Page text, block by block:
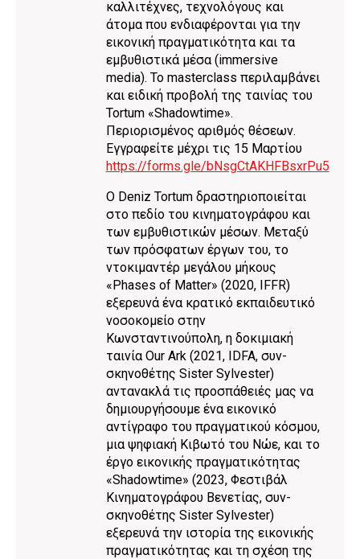
καλλιτέχνες, τεχνολόγους και
άτομα που ενδιαφέρονται για την
εικονική πραγματικότητα και τα
εμβυθιστικά μέσα (immersive
media). Το masterclass περιλαμβάνει
και ειδική προβολή της ταινίας του
Tortum «Shadowtime».
Περιορισμένος αριθμός θέσεων.
Εγγραφείτε μέχρι τις 15 Μαρτίου
https://forms.gle/bNsgCtAKHFBsxrPu5
Ο Deniz Tortum δραστηριοποιείται
στο πεδίο του κινηματογράφου και
των εμβυθιστικών μέσων. Μεταξύ
των πρόσφατων έργων του, το
ντοκιμαντέρ μεγάλου μήκους
«Phases of Matter» (2020, IFFR)
εξερευνά ένα κρατικό εκπαιδευτικό
νοσοκομείο στην
Κωνσταντινούπολη, η δοκιμιακή
ταινία Our Ark (2021, IDFA, συν-
σκηνοθέτης Sister Sylvester)
αντανακλά τις προσπάθειές μας να
δημιουργήσουμε ένα εικονικό
αντίγραφο του πραγματικού κόσμου,
μια ψηφιακή Κιβωτό του Νώε, και το
έργο εικονικής πραγματικότητας
«Shadowtime» (2023, Φεστιβάλ
Κινηματογράφου Βενετίας, συν-
σκηνοθέτης Sister Sylvester)
εξερευνά την ιστορία της εικονικής
πραγματικότητας και τη σχέση της